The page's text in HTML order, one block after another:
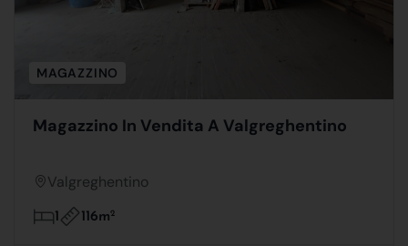
MAGAZZINO
Magazzino In Vendita A Valgreghentino
Valgreghentino
1 116m2